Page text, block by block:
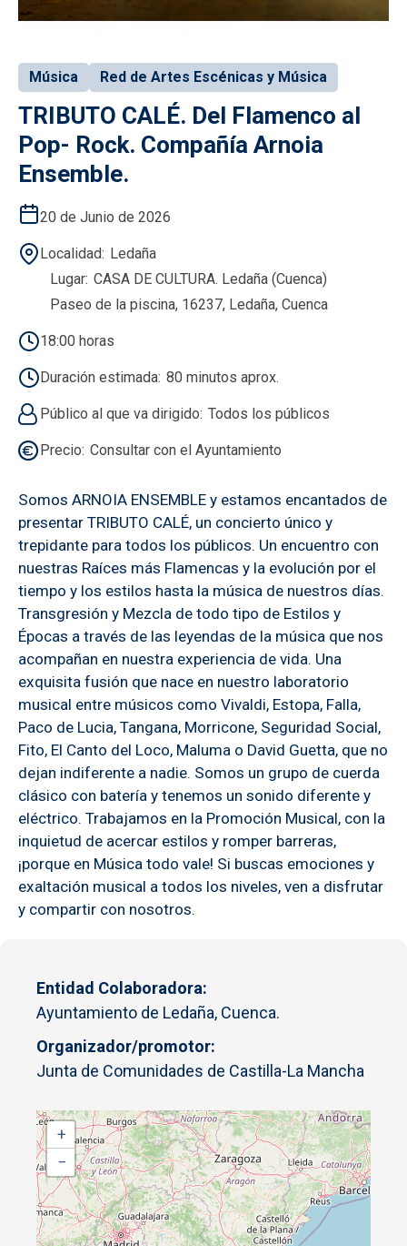
Música Red de Artes Escénicas y Música
TRIBUTO CALÉ. Del Flamenco al
Pop- Rock. Compañía Arnoia
Ensemble.
20 de Junio de 2026
Localidad Ledaña
Lugar CASA DE CULTURA. Ledaña (Cuenca)
Paseo de la piscina, 16237, Ledaña, Cuenca
18:00 horas
Duración estimada 80 minutos aprox.
Público al que va dirigido Todos los públicos
Precio Consultar con el Ayuntamiento
Somos ARNOIA ENSEMBLE y estamos encantados de
presentar TRIBUTO CALÉ, un concierto único y
trepidante para todos los públicos. Un encuentro con
nuestras Raíces más Flamencas y la evolución por el
tiempo y los estilos hasta la música de nuestros días.
Transgresión y Mezcla de todo tipo de Estilos y
Épocas a través de las leyendas de la música que nos
acompañan en nuestra experiencia de vida. Una
exquisita fusión que nace en nuestro laboratorio
musical entre músicos como Vivaldi, Estopa, Falla,
Paco de Lucia, Tangana, Morricone, Seguridad Social,
Fito, El Canto del Loco, Maluma o David Guetta, que no
dejan indiferente a nadie. Somos un grupo de cuerda
clásico con batería y tenemos un sonido diferente y
eléctrico. Trabajamos en la Promoción Musical, con la
inquietud de acercar estilos y romper barreras,
¡porque en Música todo vale! Si buscas emociones y
exaltación musical a todos los niveles, ven a disfrutar
y compartir con nosotros.
Entidad Colaboradora
Ayuntamiento de Ledaña, Cuenca.
Organizador/promotor
Junta de Comunidades de Castilla-La Mancha
+
−